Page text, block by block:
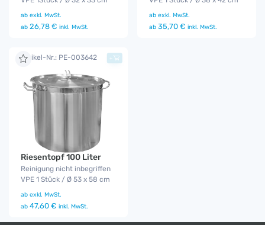
ab exkl. MwSt.
ab 26,78 € inkl. MwSt.
ab exkl. MwSt.
ab 35,70 € inkl. MwSt.
Artikel-Nr.: PE-003642
Riesentopf 100 Liter
Reinigung nicht inbegriffen
VPE 1 Stück / Ø 53 x 58 cm
ab exkl. MwSt.
ab 47,60 € inkl. MwSt.
+